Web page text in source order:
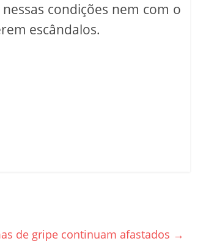
condições nem com o
escândalos.
de gripe continuam afastados →